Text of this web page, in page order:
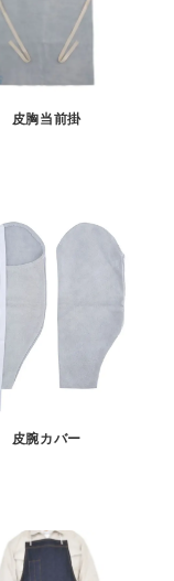
皮胸当前掛
皮腕カバー